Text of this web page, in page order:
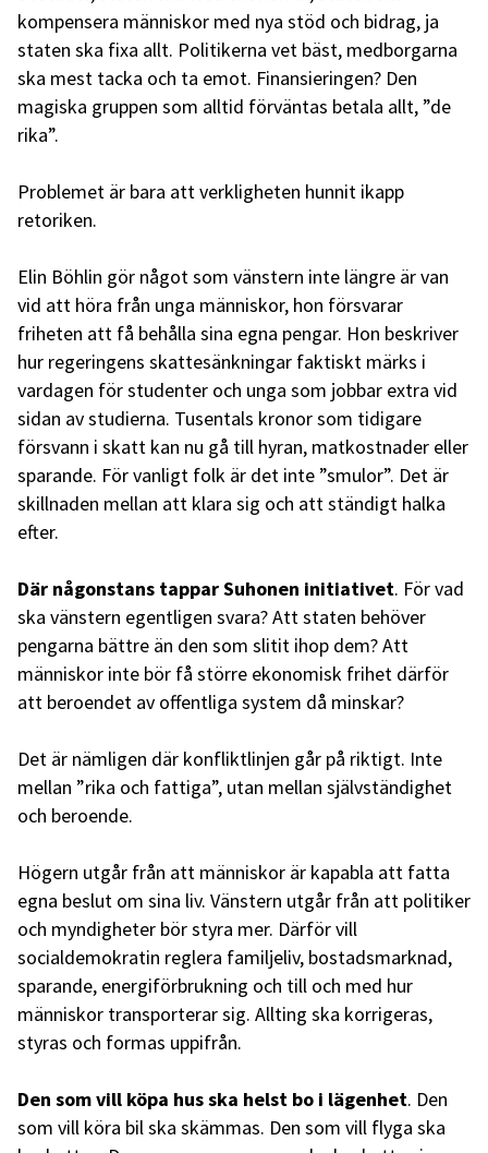
kompensera människor med nya stöd och bidrag, ja
staten ska fixa allt. Politikerna vet bäst, medborgarna
ska mest tacka och ta emot. Finansieringen? Den
magiska gruppen som alltid förväntas betala allt, ”de
rika”.
Problemet är bara att verkligheten hunnit ikapp
retoriken.
Elin Böhlin gör något som vänstern inte längre är van
vid att höra från unga människor, hon försvarar
friheten att få behålla sina egna pengar. Hon beskriver
hur regeringens skattesänkningar faktiskt märks i
vardagen för studenter och unga som jobbar extra vid
sidan av studierna. Tusentals kronor som tidigare
försvann i skatt kan nu gå till hyran, matkostnader eller
sparande. För vanligt folk är det inte ”smulor”. Det är
skillnaden mellan att klara sig och att ständigt halka
efter.
Där någonstans tappar Suhonen initiativet. För vad
ska vänstern egentligen svara? Att staten behöver
pengarna bättre än den som slitit ihop dem? Att
människor inte bör få större ekonomisk frihet därför
att beroendet av offentliga system då minskar?
Det är nämligen där konfliktlinjen går på riktigt. Inte
mellan ”rika och fattiga”, utan mellan självständighet
och beroende.
Högern utgår från att människor är kapabla att fatta
egna beslut om sina liv. Vänstern utgår från att politiker
och myndigheter bör styra mer. Därför vill
socialdemokratin reglera familjeliv, bostadsmarknad,
sparande, energiförbrukning och till och med hur
människor transporterar sig. Allting ska korrigeras,
styras och formas uppifrån.
Den som vill köpa hus ska helst bo i lägenhet. Den
som vill köra bil ska skämmas. Den som vill flyga ska